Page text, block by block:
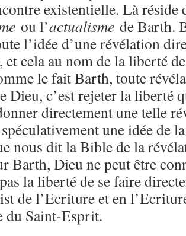
existentielle. Là réside
ou l’actualisme de Barth.
l’idée d’une révélation
et cela au nom de la liberté
le fait Barth, toute
Dieu, c’est rejeter la liberté
directement une telle
une idée de
nous dit la Bible de la
Barth, Dieu ne peut être
la liberté de se faire
de l’Ecriture et en
du Saint-Esprit.